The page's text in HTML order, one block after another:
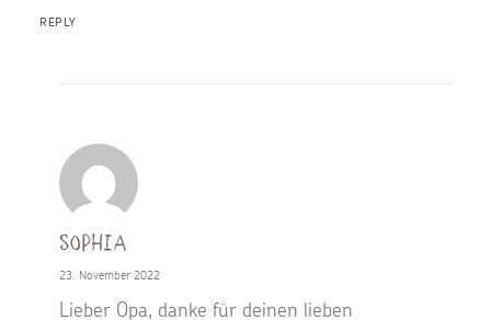
REPLY
Sophia
23. November 2022
Lieber Opa, danke für deinen lieben